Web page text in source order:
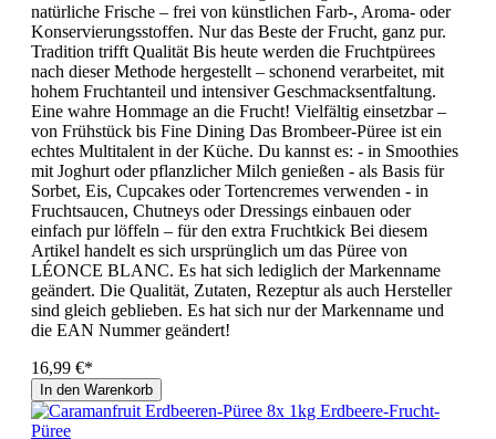
natürliche Frische – frei von künstlichen Farb-, Aroma- oder
Konservierungsstoffen. Nur das Beste der Frucht, ganz pur.
Tradition trifft Qualität Bis heute werden die Fruchtpürees
nach dieser Methode hergestellt – schonend verarbeitet, mit
hohem Fruchtanteil und intensiver Geschmacksentfaltung.
Eine wahre Hommage an die Frucht! Vielfältig einsetzbar –
von Frühstück bis Fine Dining Das Brombeer-Püree ist ein
echtes Multitalent in der Küche. Du kannst es: - in Smoothies
mit Joghurt oder pflanzlicher Milch genießen - als Basis für
Sorbet, Eis, Cupcakes oder Tortencremes verwenden - in
Fruchtsaucen, Chutneys oder Dressings einbauen oder
einfach pur löffeln – für den extra Fruchtkick Bei diesem
Artikel handelt es sich ursprünglich um das Püree von
LÉONCE BLANC. Es hat sich lediglich der Markenname
geändert. Die Qualität, Zutaten, Rezeptur als auch Hersteller
sind gleich geblieben. Es hat sich nur der Markenname und
die EAN Nummer geändert!
16,99 €*
In den Warenkorb